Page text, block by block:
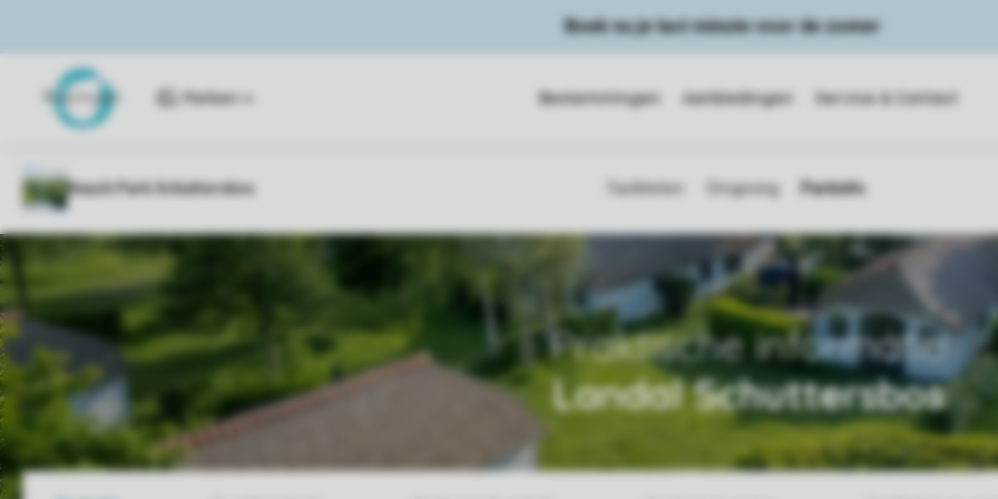
Boek nu je last minute voor de zomer
Parken Bestemmingen Aanbiedingen Service & Contact